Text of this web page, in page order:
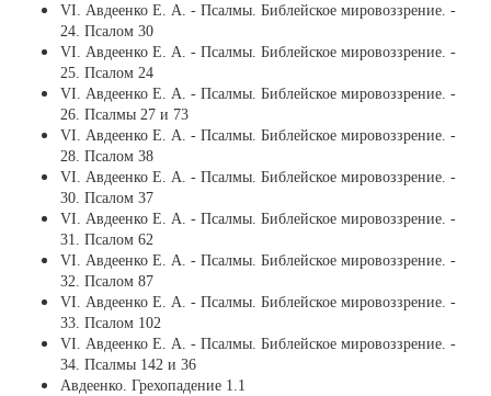
VI. Авдеенко Е. А. - Псалмы. Библейское мировоззрение. -
24. Псалом 30
VI. Авдеенко Е. А. - Псалмы. Библейское мировоззрение. -
25. Псалом 24
VI. Авдеенко Е. А. - Псалмы. Библейское мировоззрение. -
26. Псалмы 27 и 73
VI. Авдеенко Е. А. - Псалмы. Библейское мировоззрение. -
28. Псалом 38
VI. Авдеенко Е. А. - Псалмы. Библейское мировоззрение. -
30. Псалом 37
VI. Авдеенко Е. А. - Псалмы. Библейское мировоззрение. -
31. Псалом 62
VI. Авдеенко Е. А. - Псалмы. Библейское мировоззрение. -
32. Псалом 87
VI. Авдеенко Е. А. - Псалмы. Библейское мировоззрение. -
33. Псалом 102
VI. Авдеенко Е. А. - Псалмы. Библейское мировоззрение. -
34. Псалмы 142 и 36
Авдеенко. Грехопадение 1.1